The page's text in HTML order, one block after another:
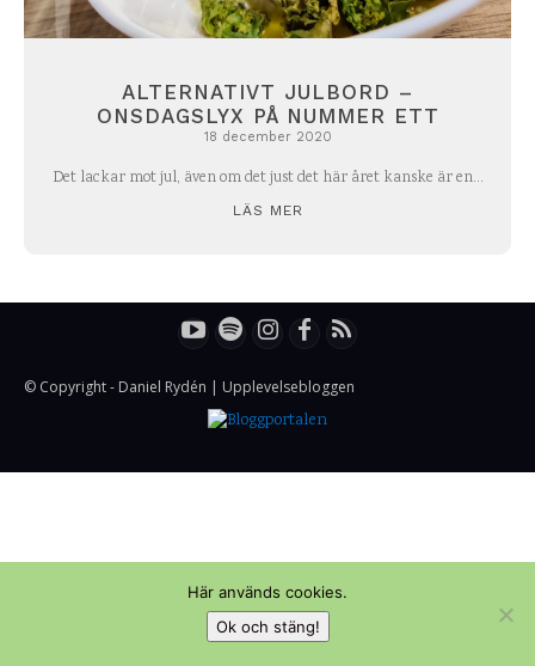
ALTERNATIVT JULBORD –
ONSDAGSLYX PÅ NUMMER ETT
18 december 2020
Det lackar mot jul, även om det just det här året kanske är en...
LÄS MER
© Copyright - Daniel Rydén | Upplevelsebloggen
Här används cookies.
Ok och stäng!